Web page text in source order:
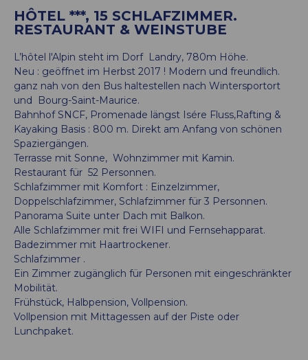
HÔTEL ***, 15 SCHLAFZIMMER.
RESTAURANT & WEINSTUBE
L’hôtel l'Alpin steht im Dorf Landry, 780m Höhe.
Neu : geöffnet im Herbst 2017 ! Modern und freundlich.
ganz nah von den Bus haltestellen nach Wintersportort
und Bourg-Saint-Maurice.
Bahnhof SNCF, Promenade längst Isére Fluss,Rafting &
Kayaking Basis : 800 m. Direkt am Anfang von schönen
Spaziergängen.
Terrasse mit Sonne, Wohnzimmer mit Kamin.
Restaurant für 52 Personnen.
Schlafzimmer mit Komfort : Einzelzimmer,
Doppelschlafzimmer, Schlafzimmer für 3 Personnen.
Panorama Suite unter Dach mit Balkon.
Alle Schlafzimmer mit frei WIFI und Fernsehapparat.
Badezimmer mit Haartrockener.
Schlafzimmer .
Ein Zimmer zugänglich für Personen mit eingeschränkter
Mobilität.
Frühstück, Halbpension, Vollpension.
Vollpension mit Mittagessen auf der Piste oder
Lunchpaket.